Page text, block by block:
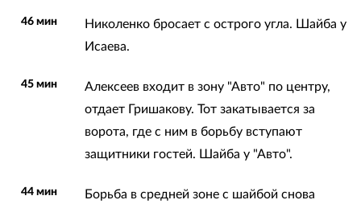
46 мин
Николенко бросает с острого угла. Шайба у
Исаева.
45 мин
Алексеев входит в зону "Авто" по центру,
отдает Гришакову. Тот закатывается за
ворота, где с ним в борьбу вступают
защитники гостей. Шайба у "Авто".
44 мин
Борьба в средней зоне с шайбой снова